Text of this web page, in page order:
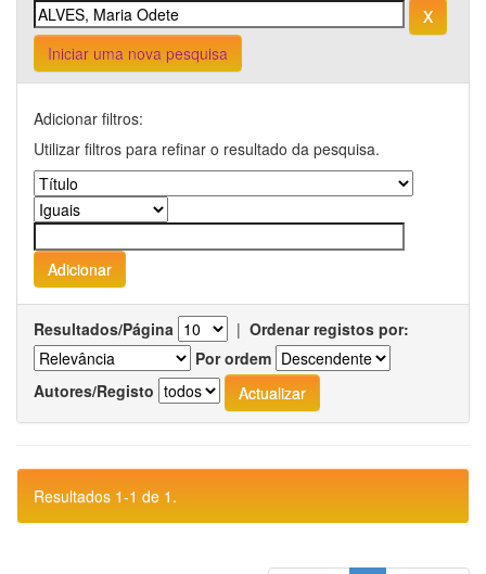
Iniciar uma nova pesquisa
Adicionar filtros:
Utilizar filtros para refinar o resultado da pesquisa.
Resultados/Página | Ordenar registos por:
Por ordem
Autores/Registo
Resultados 1-1 de 1.